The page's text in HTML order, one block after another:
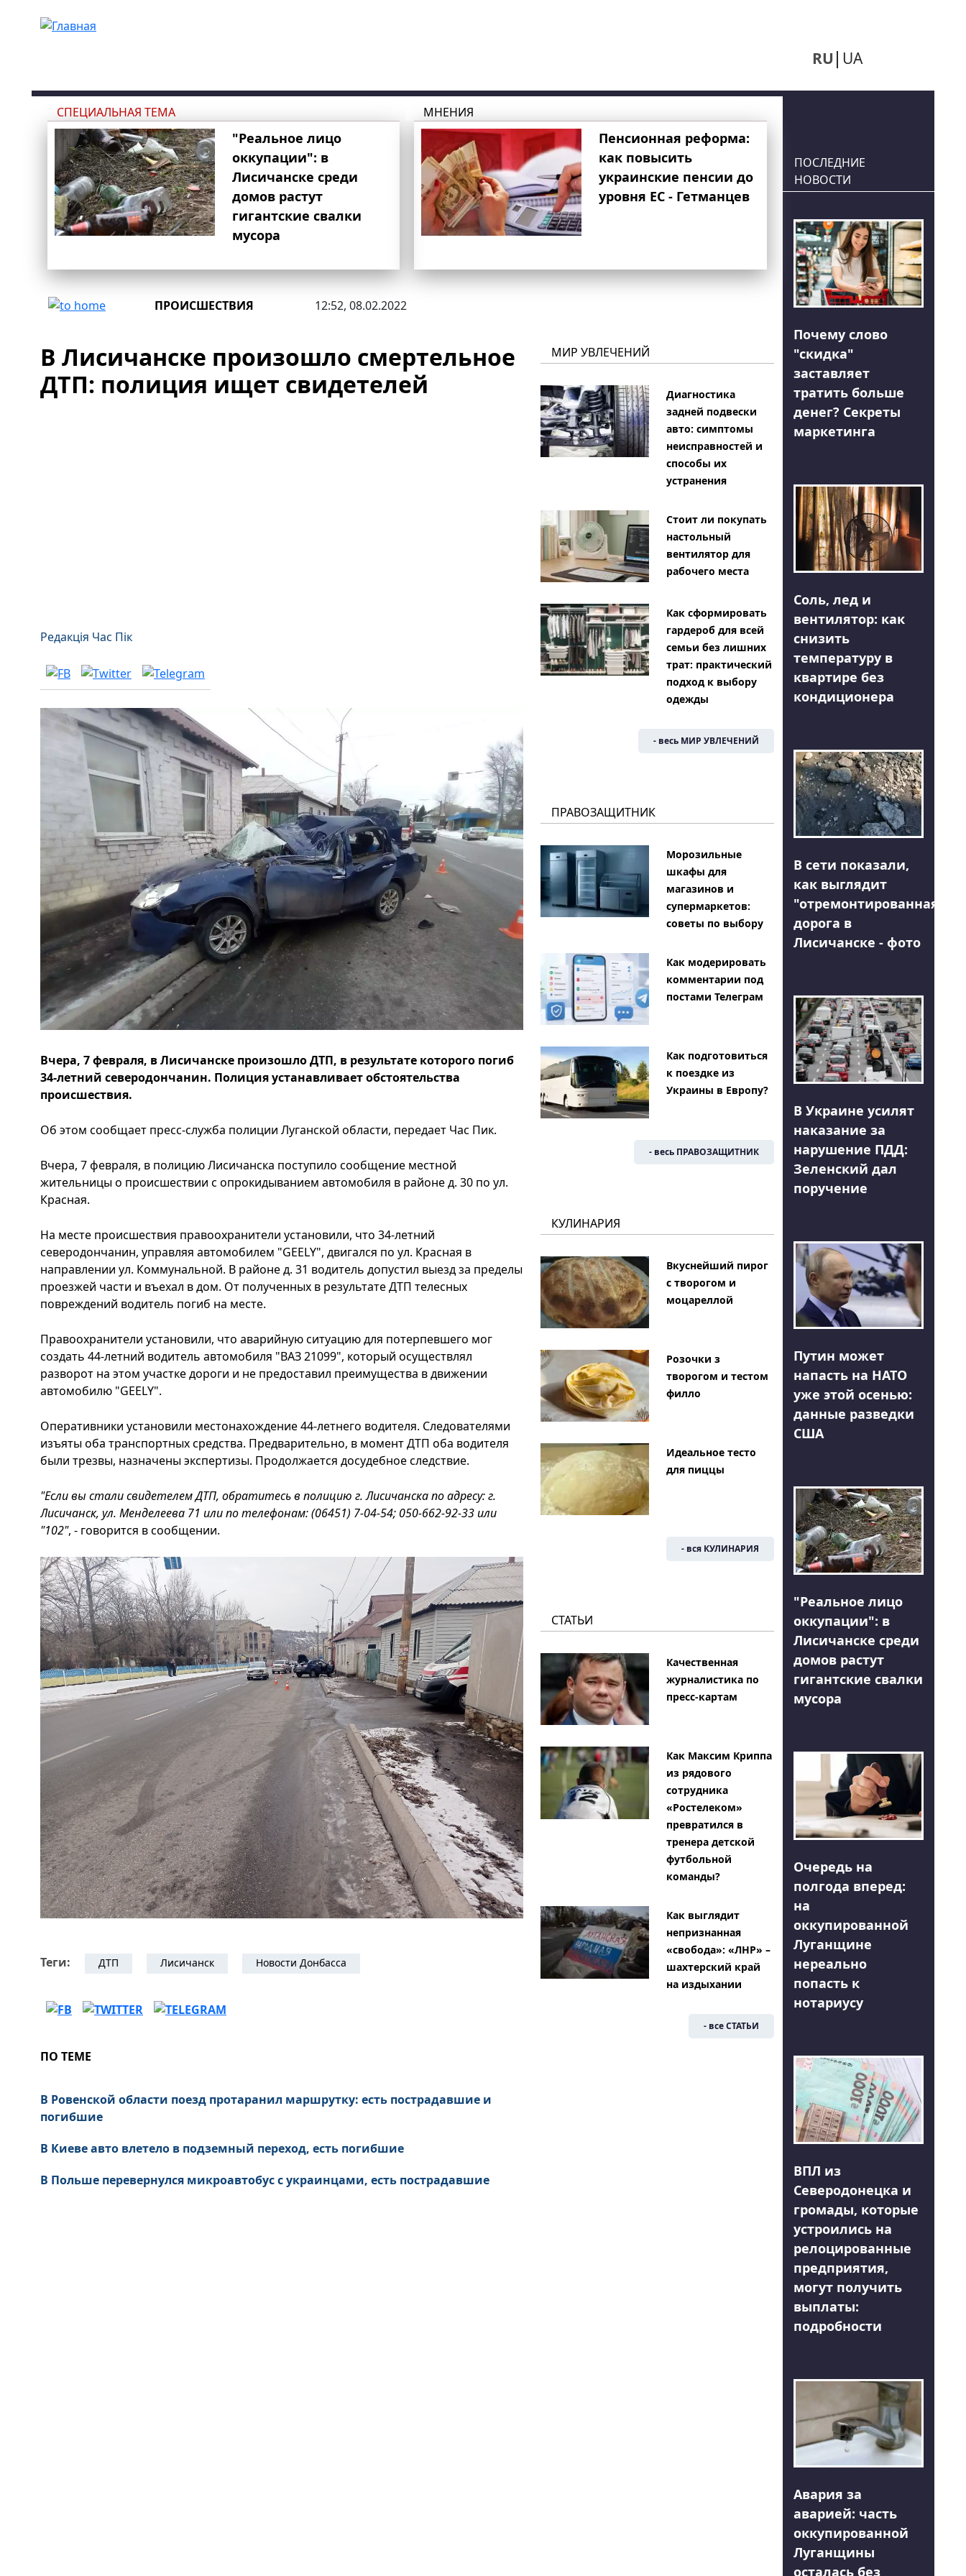
RU UA
СПЕЦИАЛЬНАЯ ТЕМА
"Реальное лицо
оккупации": в
Лисичанске среди
домов растут
гигантские свалки
мусора
МНЕНИЯ
Пенсионная реформа:
как повысить
украинские пенсии до
уровня ЕС - Гетманцев
ПРОИСШЕСТВИЯ 12:52, 08.02.2022
В Лисичанске произошло смертельное
ДТП: полиция ищет свидетелей
Редакція Час Пік
Вчера, 7 февраля, в Лисичанске произошло ДТП, в результате которого погиб
34-летний северодончанин. Полиция устанавливает обстоятельства
происшествия.
Об этом сообщает пресс-служба полиции Луганской области, передает Час Пик.
Вчера, 7 февраля, в полицию Лисичанска поступило сообщение местной
жительницы о происшествии с опрокидыванием автомобиля в районе д. 30 по ул.
Красная.
На месте происшествия правоохранители установили, что 34-летний
северодончанин, управляя автомобилем "GEELY", двигался по ул. Красная в
направлении ул. Коммунальной. В районе д. 31 водитель допустил выезд за пределы
проезжей части и въехал в дом. От полученных в результате ДТП телесных
повреждений водитель погиб на месте.
Правоохранители установили, что аварийную ситуацию для потерпевшего мог
создать 44-летний водитель автомобиля "ВАЗ 21099", который осуществлял
разворот на этом участке дороги и не предоставил преимущества в движении
автомобилю "GEELY".
Оперативники установили местонахождение 44-летнего водителя. Следователями
изъяты оба транспортных средства. Предварительно, в момент ДТП оба водителя
были трезвы, назначены экспертизы. Продолжается досудебное следствие.
"Если вы стали свидетелем ДТП, обратитесь в полицию г. Лисичанска по адресу: г.
Лисичанск, ул. Менделеева 71 или по телефонам: (06451) 7-04-54; 050-662-92-33 или
"102", - говорится в сообщении.
Теги: ДТП Лисичанск Новости Донбасса
ПО ТЕМЕ
В Ровенской области поезд протаранил маршрутку: есть пострадавшие и
погибшие
В Киеве авто влетело в подземный переход, есть погибшие
В Польше перевернулся микроавтобус с украинцами, есть пострадавшие
МИР УВЛЕЧЕНИЙ
Диагностика
задней подвески
авто: симптомы
неисправностей и
способы их
устранения
Стоит ли покупать
настольный
вентилятор для
рабочего места
Как сформировать
гардероб для всей
семьи без лишних
трат: практический
подход к выбору
одежды
- весь МИР УВЛЕЧЕНИЙ
ПРАВОЗАЩИТНИК
Морозильные
шкафы для
магазинов и
супермаркетов:
советы по выбору
Как модерировать
комментарии под
постами Телеграм
Как подготовиться
к поездке из
Украины в Европу?
- весь ПРАВОЗАЩИТНИК
КУЛИНАРИЯ
Вкуснейший пирог
с творогом и
моцареллой
Розочки з
творогом и тестом
филло
Идеальное тесто
для пиццы
- вся КУЛИНАРИЯ
СТАТЬИ
Качественная
журналистика по
пресс-картам
Как Максим Криппа
из рядового
сотрудника
«Ростелеком»
превратился в
тренера детской
футбольной
команды?
Как выглядит
непризнанная
«свобода»: «ЛНР» –
шахтерский край
на издыхании
- все СТАТЬИ
ПОСЛЕДНИЕ
НОВОСТИ
Почему слово
"скидка"
заставляет
тратить больше
денег? Секреты
маркетинга
Соль, лед и
вентилятор: как
снизить
температуру в
квартире без
кондиционера
В сети показали,
как выглядит
"отремонтированная"
дорога в
Лисичанске - фото
В Украине усилят
наказание за
нарушение ПДД:
Зеленский дал
поручение
Путин может
напасть на НАТО
уже этой осенью:
данные разведки
США
"Реальное лицо
оккупации": в
Лисичанске среди
домов растут
гигантские свалки
мусора
Очередь на
полгода вперед:
на
оккупированной
Луганщине
нереально
попасть к
нотариусу
ВПЛ из
Северодонецка и
громады, которые
устроились на
релоцированные
предприятия,
могут получить
выплаты:
подробности
Авария за
аварией: часть
оккупированной
Луганщины
осталась без